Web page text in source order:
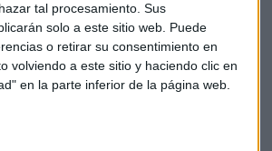
tal procesamiento. Sus
solo a este sitio web. Puede
o retirar su consentimiento en
volviendo a este sitio y haciendo clic en
en la parte inferior de la página web.